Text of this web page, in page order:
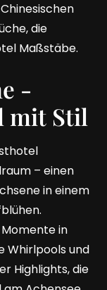
die
Maßstäbe.
-
mit Stil
– einen
in einem
in
Whirlpools und
Highlights, die